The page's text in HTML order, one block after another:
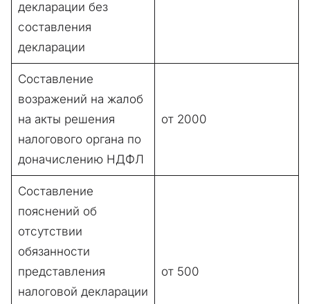
декларации без
составления
декларации
Составление
возражений на жалоб
на акты решения
налогового органа по
доначислению НДФЛ
от 2000
Составление
пояснений об
отсутствии
обязанности
представления
налоговой декларации
от 500